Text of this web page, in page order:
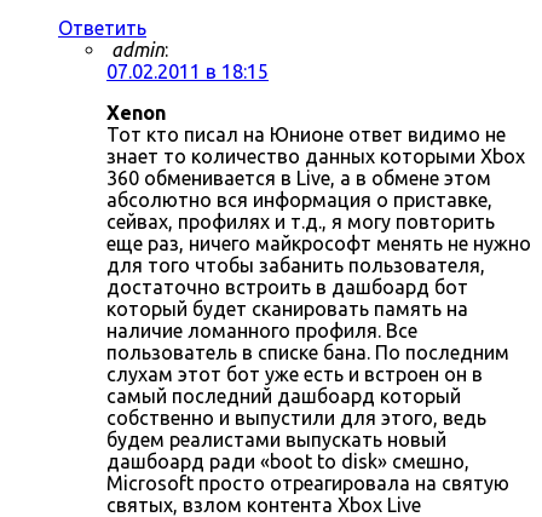
Ответить
admin:
07.02.2011 в 18:15
Xenon
Тот кто писал на Юнионе ответ видимо не
знает то количество данных которыми Xbox
360 обменивается в Live, а в обмене этом
абсолютно вся информация о приставке,
сейвах, профилях и т.д., я могу повторить
еще раз, ничего майкрософт менять не нужно
для того чтобы забанить пользователя,
достаточно встроить в дашбоард бот
который будет сканировать память на
наличие ломанного профиля. Все
пользователь в списке бана. По последним
слухам этот бот уже есть и встроен он в
самый последний дашбоард который
собственно и выпустили для этого, ведь
будем реалистами выпускать новый
дашбоард ради «boot to disk» смешно,
Microsoft просто отреагировала на святую
святых, взлом контента Xbox Live